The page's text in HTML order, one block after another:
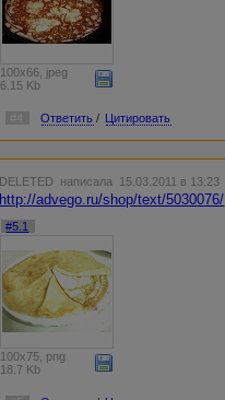
100x66, jpeg
6.15 Kb
Ответить / Цитировать
DELETED написала 15.03.2011 в 13:23
http://advego.ru/shop/text/5030076/
#5.1
100x75, png
18.7 Kb